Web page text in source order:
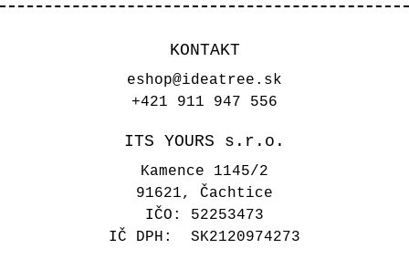
KONTAKT
eshop@ideatree.sk
+421 911 947 556
ITS YOURS s.r.o.
Kamence 1145/2
91621, Čachtice
IČO: 52253473
IČ DPH: SK2120974273